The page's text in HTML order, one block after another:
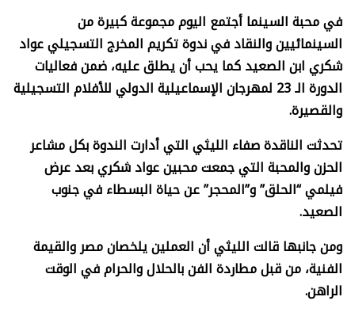
في محبة السينما أجتمع اليوم مجموعة كبيرة من
السينمائيين والنقاد في ندوة تكريم المخرج التسجيلي عواد
شكري ابن الصعيد كما يحب أن يطلق عليه،ضمن فعاليات
الدورة الـ 23 لمهرجان الإسماعيلية الدولي للأفلام التسجيلية
والقصيرة.
تحدثت الناقدة صفاء الليثي التي أدارت الندوة بكل مشاعر
الحزن والمحبة التي جمعت محبين عواد شكري بعد عرض
فيلمي “الحلق” و”المحجر” عن حياة البسطاء في جنوب
الصعيد.
ومن جانبها قالت الليثي أن العملين يلخصان مصر والقيمة
الفنية، من قبل مطاردة الفن بالحلال والحرام في الوقت
الراهن.